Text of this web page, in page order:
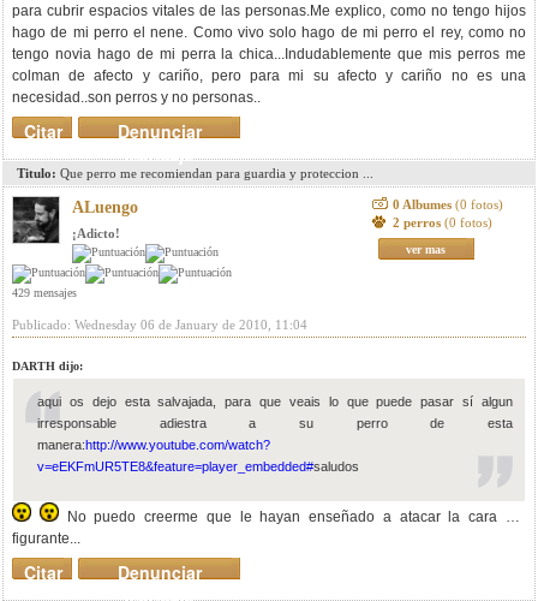
para cubrir espacios vitales de las personas.Me explico, como no tengo hijos
hago de mi perro el nene. Como vivo solo hago de mi perro el rey, como no
tengo novia hago de mi perra la chica...Indudablemente que mis perros me
colman de afecto y cariño, pero para mi su afecto y cariño no es una
necesidad..son perros y no personas..
Denunciar
mensaje
Citar
Titulo: Que perro me recomiendan para guardia y proteccion ...
ALuengo
¡Adicto!
429 mensajes
0 Albumes (0 fotos)
2 perros (0 fotos)
ver mas
Publicado: Wednesday 06 de January de 2010, 11:04
DARTH dijo:
aqui os dejo esta salvajada, para que veais lo que puede pasar sí algun
irresponsable adiestra a su perro de esta
manera:http://www.youtube.com/watch?
v=eEKFmUR5TE8&feature=player_embedded#saludos
No puedo creerme que le hayan enseñado a atacar la cara del
figurante...
Denunciar
mensaje
Citar